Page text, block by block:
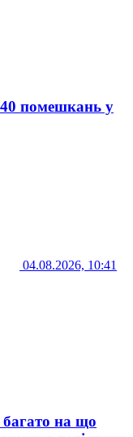
помешкань у
04.08.2026, 10:41
на що